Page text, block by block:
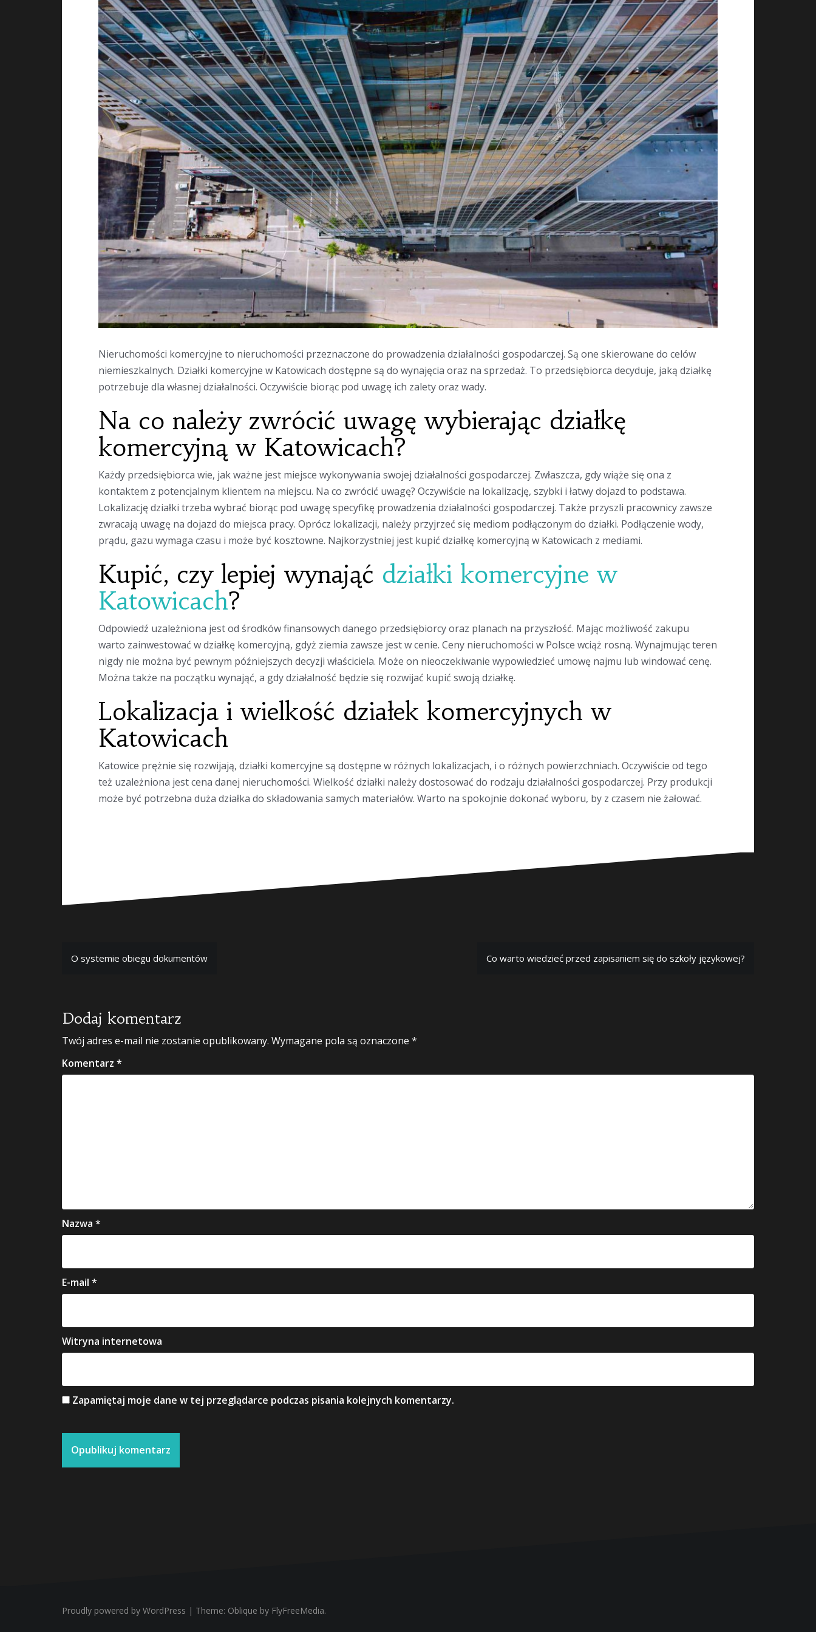
Nieruchomości komercyjne to nieruchomości przeznaczone do prowadzenia działalności gospodarczej. Są one skierowane do celów
niemieszkalnych. Działki komercyjne w Katowicach dostępne są do wynajęcia oraz na sprzedaż. To przedsiębiorca decyduje, jaką działkę
potrzebuje dla własnej działalności. Oczywiście biorąc pod uwagę ich zalety oraz wady.
Na co należy zwrócić uwagę wybierając działkę
komercyjną w Katowicach?
Każdy przedsiębiorca wie, jak ważne jest miejsce wykonywania swojej działalności gospodarczej. Zwłaszcza, gdy wiąże się ona z
kontaktem z potencjalnym klientem na miejscu. Na co zwrócić uwagę? Oczywiście na lokalizację, szybki i łatwy dojazd to podstawa.
Lokalizację działki trzeba wybrać biorąc pod uwagę specyfikę prowadzenia działalności gospodarczej. Także przyszli pracownicy zawsze
zwracają uwagę na dojazd do miejsca pracy. Oprócz lokalizacji, należy przyjrzeć się mediom podłączonym do działki. Podłączenie wody,
prądu, gazu wymaga czasu i może być kosztowne. Najkorzystniej jest kupić działkę komercyjną w Katowicach z mediami.
Kupić, czy lepiej wynająć działki komercyjne w
Katowicach?
Odpowiedź uzależniona jest od środków finansowych danego przedsiębiorcy oraz planach na przyszłość. Mając możliwość zakupu
warto zainwestować w działkę komercyjną, gdyż ziemia zawsze jest w cenie. Ceny nieruchomości w Polsce wciąż rosną. Wynajmując teren
nigdy nie można być pewnym późniejszych decyzji właściciela. Może on nieoczekiwanie wypowiedzieć umowę najmu lub windować cenę.
Można także na początku wynająć, a gdy działalność będzie się rozwijać kupić swoją działkę.
Lokalizacja i wielkość działek komercyjnych w
Katowicach
Katowice prężnie się rozwijają, działki komercyjne są dostępne w różnych lokalizacjach, i o różnych powierzchniach. Oczywiście od tego
też uzależniona jest cena danej nieruchomości. Wielkość działki należy dostosować do rodzaju działalności gospodarczej. Przy produkcji
może być potrzebna duża działka do składowania samych materiałów. Warto na spokojnie dokonać wyboru, by z czasem nie żałować.
Nawigacja
O systemie obiegu dokumentów Co warto wiedzieć przed zapisaniem się do szkoły językowej?
Dodaj komentarz
Twój adres e-mail nie zostanie opublikowany. Wymagane pola są oznaczone *
Komentarz *
Nazwa *
E-mail *
Witryna internetowa
Zapamiętaj moje dane w tej przeglądarce podczas pisania kolejnych komentarzy.
Proudly powered by WordPress | Theme: Oblique by FlyFreeMedia.